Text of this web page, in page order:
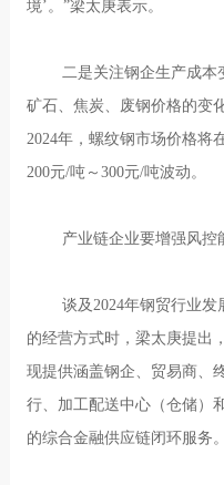
境’。”梁太庚表示。
二是关注钢企生产成本
矿石、焦炭、废钢价格的变
2024年，螺纹钢市场价格将
200元/吨～300元/吨波动。
产业链企业要增强风控
谈及2024年钢贸行业发
的经营方式时，梁太庚提出
现提供涵盖钢企、贸易商、
行、加工配送中心（仓储）
的综合金融供应链闭环服务。